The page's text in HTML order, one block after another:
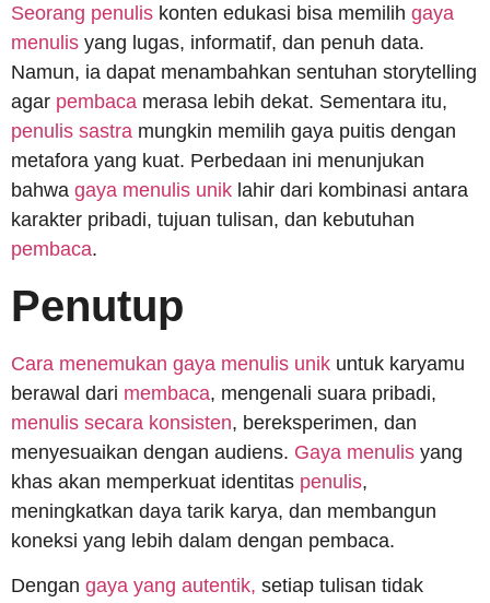
Seorang penulis konten edukasi bisa memilih gaya
menulis yang lugas, informatif, dan penuh data.
Namun, ia dapat menambahkan sentuhan storytelling
agar pembaca merasa lebih dekat. Sementara itu,
penulis sastra mungkin memilih gaya puitis dengan
metafora yang kuat. Perbedaan ini menunjukan
bahwa gaya menulis unik lahir dari kombinasi antara
karakter pribadi, tujuan tulisan, dan kebutuhan
pembaca.
Penutup
Cara menemukan gaya menulis unik untuk karyamu
berawal dari membaca, mengenali suara pribadi,
menulis secara konsisten, bereksperimen, dan
menyesuaikan dengan audiens. Gaya menulis yang
khas akan memperkuat identitas penulis,
meningkatkan daya tarik karya, dan membangun
koneksi yang lebih dalam dengan pembaca.
Dengan gaya yang autentik, setiap tulisan tidak